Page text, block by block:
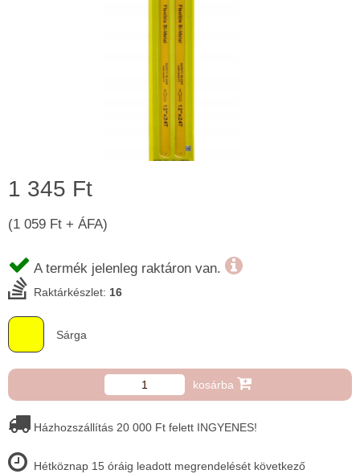
1 345 Ft
(1 059 Ft + ÁFA)
A termék jelenleg raktáron van.
Raktárkészlet: 16
Sárga
kosárba
Házhozszállítás 20 000 Ft felett INGYENES!
Hétköznap 15 óráig leadott megrendelését következő